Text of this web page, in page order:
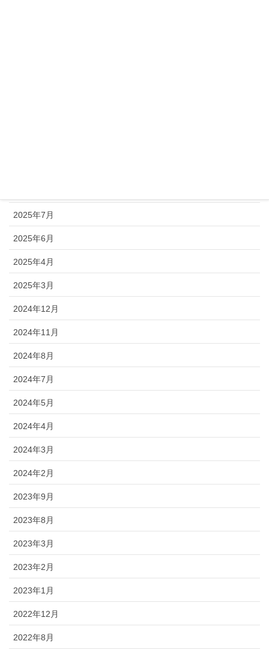
2025年7月
2025年6月
2025年4月
2025年3月
2024年12月
2024年11月
2024年8月
2024年7月
2024年5月
2024年4月
2024年3月
2024年2月
2023年9月
2023年8月
2023年3月
2023年2月
2023年1月
2022年12月
2022年8月